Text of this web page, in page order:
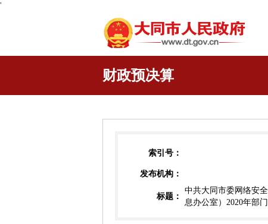
'
财政预决算
索引号：
发布机构：
标题：
中共大同市委网络安
息办公室）2020年部